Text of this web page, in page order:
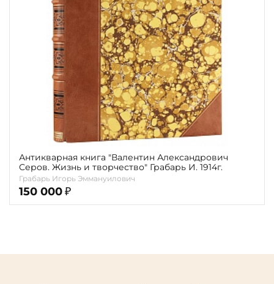
Антикварная книга "Валентин Александрович
Серов. Жизнь и творчество" Грабарь И. 1914г.
Грабарь Игорь Эммануилович
150 000 ₽